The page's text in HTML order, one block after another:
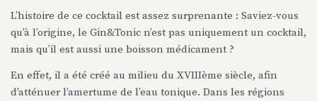
L’histoire de ce cocktail est assez surprenante : Saviez-vous
qu’à l’origine, le Gin&Tonic n’est pas uniquement un cocktail,
mais qu’il est aussi une boisson médicament ?
En effet, il a été créé au milieu du XVIIIème siècle, afin
d’atténuer l’amertume de l’eau tonique. Dans les régions